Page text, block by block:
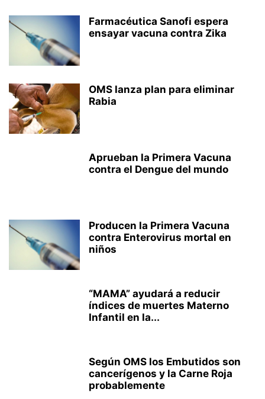
Farmacéutica Sanofi espera
ensayar vacuna contra Zika
OMS lanza plan para eliminar
Rabia
Aprueban la Primera Vacuna
contra el Dengue del mundo
Producen la Primera Vacuna
contra Enterovirus mortal en
niños
“MAMA” ayudará a reducir
índices de muertes Materno
Infantil en la...
Según OMS los Embutidos son
cancerígenos y la Carne Roja
probablemente